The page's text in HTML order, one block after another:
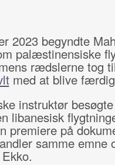
2023 begyndte
palæstinensiske
rædslerne tog
med at blive
instruktør
libanesisk
premiere på
samme emne